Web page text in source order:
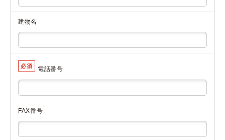
建物名
必須 電話番号
FAX番号